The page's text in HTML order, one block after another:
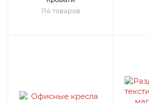
114 товаров